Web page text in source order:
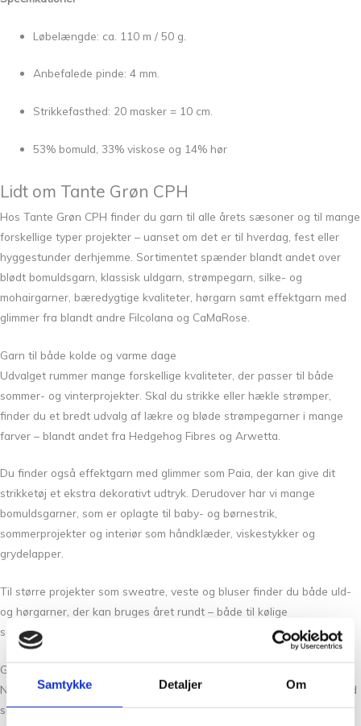
Samtykke Detaljer Om
Løbelængde: ca. 110 m / 50 g.
Anbefalede pinde: 4 mm.
Strikkefasthed: 20 masker = 10 cm.
53% bomuld, 33% viskose og 14% hør
Lidt om Tante Grøn CPH
Hos Tante Grøn CPH finder du garn til alle årets sæsoner og til mange
forskellige typer projekter – uanset om det er til hverdag, fest eller
hyggestunder derhjemme. Sortimentet spænder blandt andet over
blødt bomuldsgarn, klassisk uldgarn, strømpegarn, silke- og
mohairgarner, bæredygtige kvaliteter, hørgarn samt effektgarn med
glimmer fra blandt andre Filcolana og CaMaRose
Garn til både kolde og varme dage
Udvalget rummer mange forskellige kvaliteter, der passer til både
sommer- og vinterprojekter. Skal du strikke eller hækle strømper,
finder du et bredt udvalg af lækre og bløde strømpegarner i mange
farver – blandt andet fra Hedgehog Fibres og Arwetta.
Du finder også effektgarn med glimmer som Paia, der kan give dit
strikketøj et ekstra dekorativt udtryk. Derudover har vi mange
bomuldsgarner, som er oplagte til baby- og børnestrik,
sommerprojekter og interiør som håndklæder, viskestykker og
grydelapper.
Til større projekter som sweatre, veste og bluser finder du både uld-
og hørgarner, der kan bruges året rundt – både til kølige
sommeraftener og kolde vinterdage.
God service og hurtig levering
Når du bestiller garn online hos Tante Grøn CPH, kan du forvente god
service og hurtig levering. Det gælder både ved køb af garn,